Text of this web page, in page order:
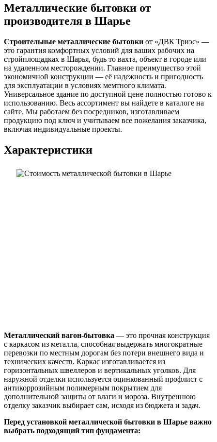
Металлические бытовки от
производителя в Шарье
Строительные металлические бытовки от «ДВК Триэс» —
это гарантия комфортных условий для ваших рабочих на
стройплощадках в Шарья, будь то вахта, объект в городе или
на удаленном месторождении. Главное преимущество этой
экономичной конструкции — её надежность и пригодность
для эксплуатации в условиях мемтного климата.
Универсальное здание по доступной цене полностью готово к
использованию. Весь ассортимент вы найдете в каталоге на
сайте. Мы работаем без посредников, изготавливаем
продукцию под ключ и учитываем все пожелания заказчика,
включая индивидуальные проекты.
Характеристики
Металлический вагон-бытовка — это прочная конструкция
с каркасом из металла, способная выдержать многократные
перевозки по местным дорогам без потери внешнего вида и
технических качеств. Каркас изготавливается из
горизонтальных швеллеров и вертикальных уголков. Для
наружной отделки используется оцинкованный профлист с
антикоррозийным полимерным покрытием для
дополнительной защиты от влаги и мороза. Внутреннюю
отделку заказчик выбирает сам, исходя из бюджета и задач.
Перед установкой металлической бытовки в Шарье важно
выбрать подходящий тип фундамента: